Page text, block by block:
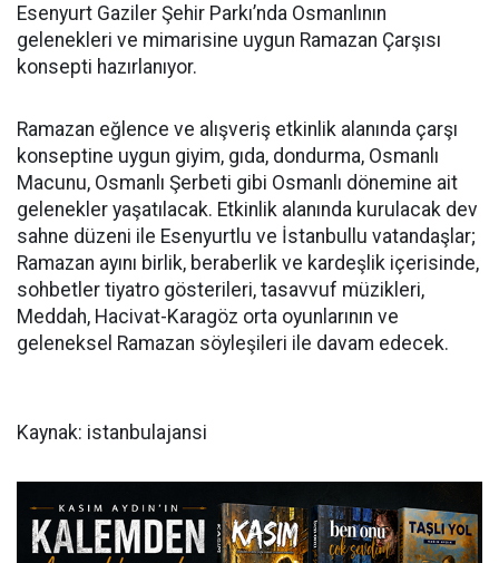
Esenyurt Gaziler Şehir Parkı’nda Osmanlının
gelenekleri ve mimarisine uygun Ramazan Çarşısı
konsepti hazırlanıyor.
Ramazan eğlence ve alışveriş etkinlik alanında çarşı
konseptine uygun giyim, gıda, dondurma, Osmanlı
Macunu, Osmanlı Şerbeti gibi Osmanlı dönemine ait
gelenekler yaşatılacak. Etkinlik alanında kurulacak dev
sahne düzeni ile Esenyurtlu ve İstanbullu vatandaşlar;
Ramazan ayını birlik, beraberlik ve kardeşlik içerisinde,
sohbetler tiyatro gösterileri, tasavvuf müzikleri,
Meddah, Hacivat-Karagöz orta oyunlarının ve
geleneksel Ramazan söyleşileri ile davam edecek.
Kaynak: istanbulajansi